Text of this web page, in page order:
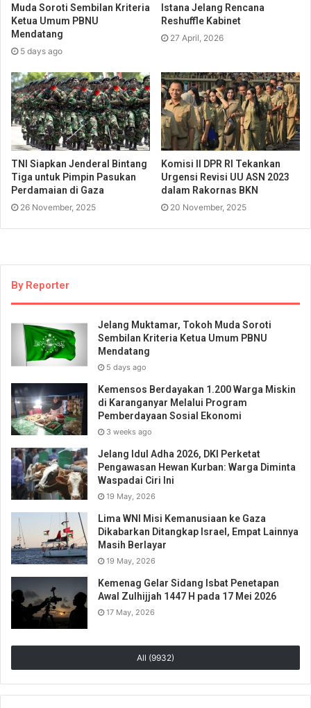
Muda Soroti Sembilan Kriteria
Ketua Umum PBNU
Mendatang
5 days ago
Istana Jelang Rencana
Reshuffle Kabinet
27 April, 2026
TNI Siapkan Jenderal Bintang
Tiga untuk Pimpin Pasukan
Perdamaian di Gaza
26 November, 2025
Komisi II DPR RI Tekankan
Urgensi Revisi UU ASN 2023
dalam Rakornas BKN
20 November, 2025
By Reporter
Jelang Muktamar, Tokoh Muda Soroti
Sembilan Kriteria Ketua Umum PBNU
Mendatang
5 days ago
Kemensos Berdayakan 1.200 Warga Miskin
di Karanganyar Melalui Program
Pemberdayaan Sosial Ekonomi
3 weeks ago
Jelang Idul Adha 2026, DKI Perketat
Pengawasan Hewan Kurban: Warga Diminta
Waspadai Ciri Ini
19 May, 2026
Lima WNI Misi Kemanusiaan ke Gaza
Dikabarkan Ditangkap Israel, Empat Lainnya
Masih Berlayar
19 May, 2026
Kemenag Gelar Sidang Isbat Penetapan
Awal Zulhijjah 1447 H pada 17 Mei 2026
17 May, 2026
All (9932)